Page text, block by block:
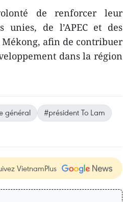
de renforcer leur
unies, de l’APEC et des
Mékong, afin de contribuer
dans la région
général
#président To Lam
VietnamPlus